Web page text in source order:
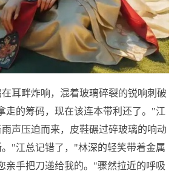
耳畔炸响，混着玻璃碎裂的锐响刺破
走的筹码，现在该连本带利还了。"江
声压迫而来，皮鞋碾过碎玻璃的响动
"江总记错了，"林深的轻笑带着金属
亲手把刀递给我的。"骤然拉近的呼吸